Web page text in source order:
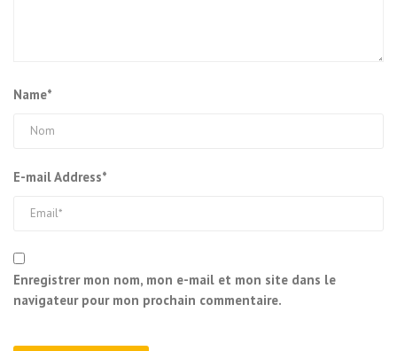
Name*
E-mail Address*
Enregistrer mon nom, mon e-mail et mon site dans le
navigateur pour mon prochain commentaire.